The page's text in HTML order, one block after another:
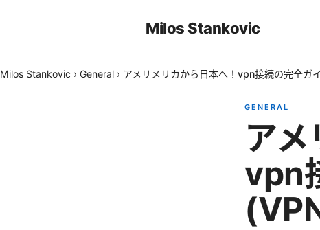
Milos Stankovic
Milos Stankovic › General › アメリメリカから日本へ！vpn接続の完全ガ
GENERAL
アメ
vpn